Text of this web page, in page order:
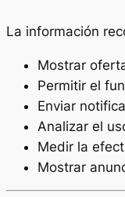
La información
Mostrar
Permitir el
Enviar
Analizar el
Medir la
Mostrar